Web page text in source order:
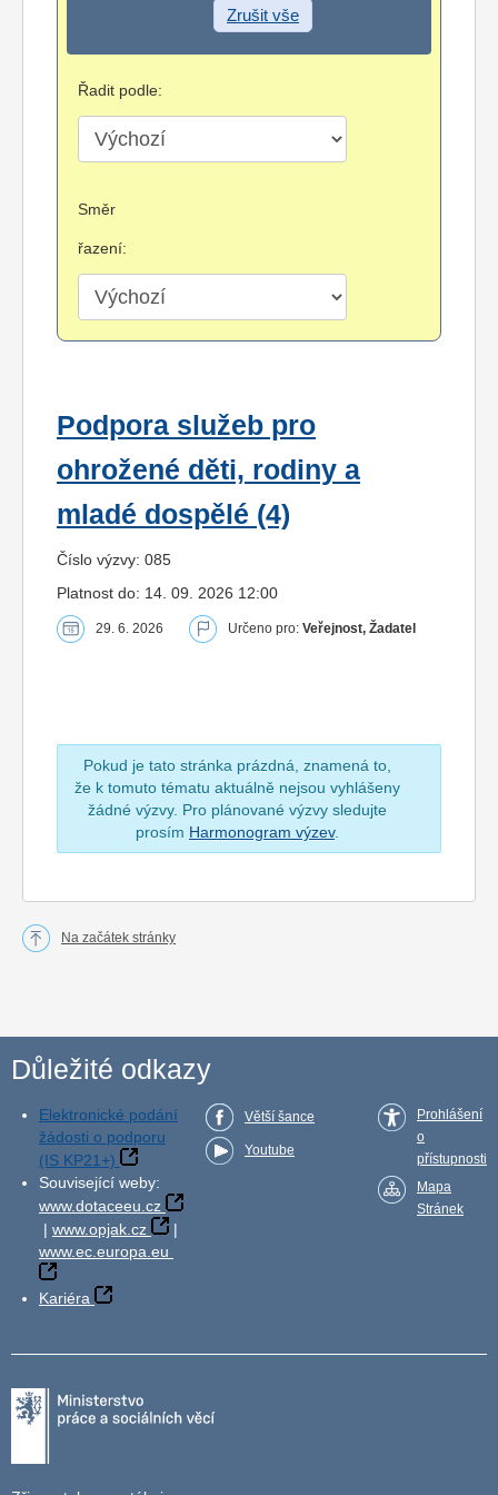
Zrušit vše
Řadit podle:
Směr
řazení:
Podpora služeb pro
ohrožené děti, rodiny a
mladé dospělé (4)
Číslo výzvy: 085
Platnost do: 14. 09. 2026 12:00
29. 6. 2026 Určeno pro: Veřejnost, Žadatel
Pokud je tato stránka prázdná, znamená to,
že k tomuto tématu aktuálně nejsou vyhlášeny
žádné výzvy. Pro plánované výzvy sledujte
prosím Harmonogram výzev.
Na začátek stránky
Důležité odkazy
Elektronické podání
žádosti o podporu
(IS KP21+)
Související weby:
www.dotaceeu.cz
| www.opjak.cz
|
www.ec.europa.eu
Kariéra
Větší šance
Youtube
Prohlášení
o
přístupnosti
Mapa
Stránek